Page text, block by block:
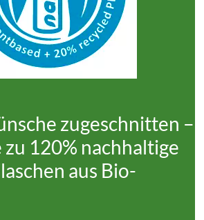
zugeschnitten –
120% nachhaltige
aus Bio-